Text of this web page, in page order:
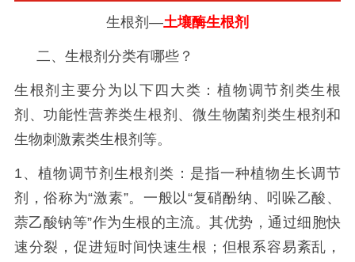
生根剂—土壤酶生根剂
二、生根剂分类有哪些？
生根剂主要分为以下四大类：植物调节剂类生根
剂、功能性营养类生根剂、微生物菌剂类生根剂和
生物刺激素类生根剂等。
1、植物调节剂生根剂类： 是指一种植物生长调节
剂，俗称为“激素”。一般以“复硝酚纳、吲哚乙酸、
萘乙酸钠等”作为生根的主流。其优势，通过细胞快
速分裂，促进短时间快速生根 ；但根系容易紊乱，